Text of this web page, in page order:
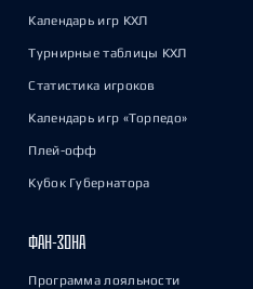
Календарь игр КХЛ
Турнирные таблицы КХЛ
Статистика игроков
Календарь игр «Торпедо»
Плей-офф
Кубок Губернатора
ФАН-ЗОНА
Программа лояльности